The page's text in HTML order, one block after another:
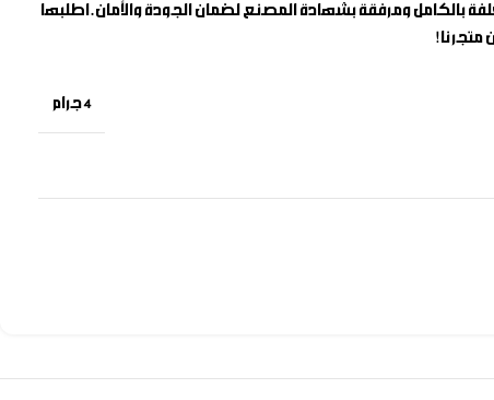
بالكامل ومرفقة بشهادة المصنع لضمان الجودة والأمان. اطلبها
متجرنا!
4 جرام